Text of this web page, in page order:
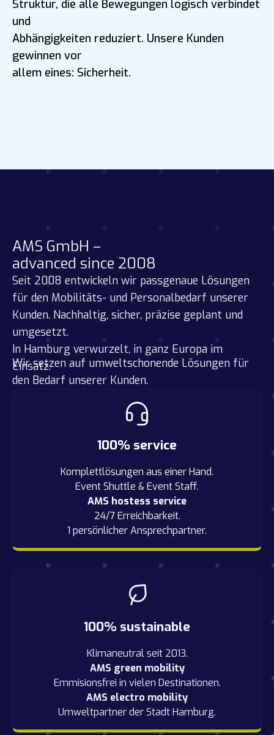
Struktur, die alle Bewegungen logisch verbindet
und
Abhängigkeiten reduziert. Unsere Kunden
gewinnen vor
allem eines: Sicherheit.
AMS GmbH –
advanced since 2008
Seit 2008 entwickeln wir passgenaue Lösungen
für den Mobilitäts- und Personalbedarf unserer
Kunden. Nachhaltig, sicher, präzise geplant und
umgesetzt.
In Hamburg verwurzelt, in ganz Europa im
Einsatz.
Wir setzen auf umweltschonende Lösungen für
den Bedarf unserer Kunden.
100% service
Komplettlösungen aus einer Hand.
Event Shuttle & Event Staff.
AMS hostess service
24/7 Erreichbarkeit.
1 persönlicher Ansprechpartner.
100% sustainable
Klimaneutral seit 2013.
AMS green mobility
Emmisionsfrei in vielen Destinationen.
AMS electro mobility
Umweltpartner der Stadt Hamburg.